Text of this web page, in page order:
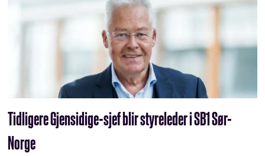
Tidligere Gjensidige-sjef blir styreleder i SB1 Sør-
Norge